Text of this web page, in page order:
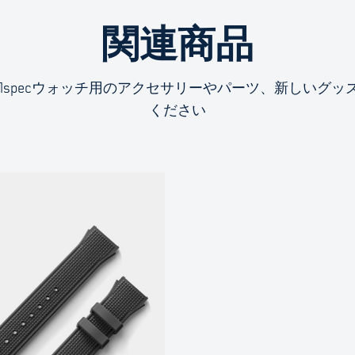
関連商品
ウォッチ用のアクセサリーやパーツ、新しいグッ
ください